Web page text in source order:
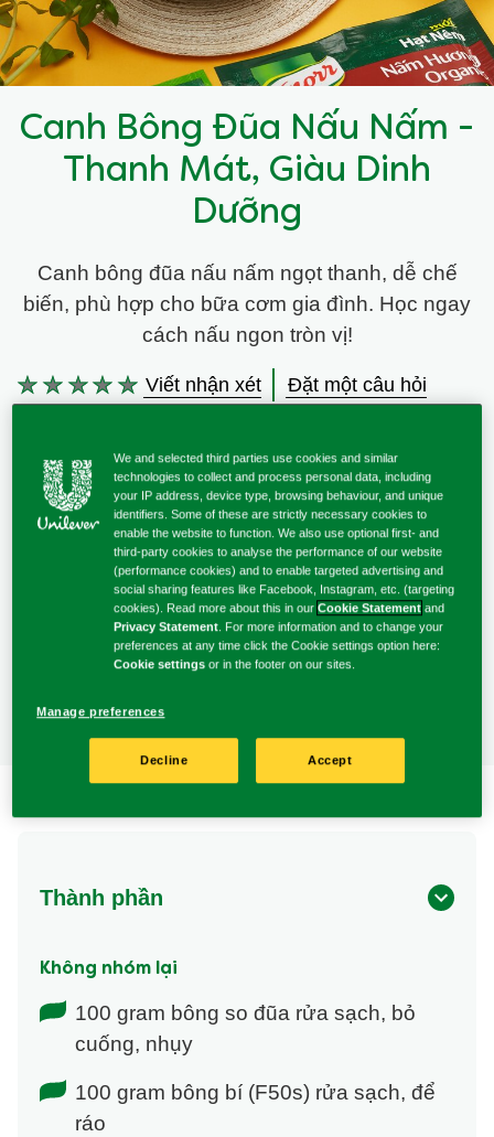
Canh Bông Đũa Nấu Nấm -
Thanh Mát, Giàu Dinh
Dưỡng
Canh bông đũa nấu nấm ngọt thanh, dễ chế
biến, phù hợp cho bữa cơm gia đình. Học ngay
cách nấu ngon tròn vị!
Không
hạng
nào
được
gửi
Viết nhận xét Đặt một câu hỏi
15 Phút
Thời gian
nấu
Dễ
Độ khó
10 Phút
Thời gian
chuẩn bị
4 Người
Phục vụ
Thành phần
Không nhóm lại
100 gram bông so đũa rửa sạch, bỏ
cuống, nhụy
100 gram bông bí (F50s) rửa sạch, để
ráo
We and selected third parties use cookies and similar
technologies to collect and process personal data, including
your IP address, device type, browsing behaviour, and unique
identifiers. Some of these are strictly necessary cookies to
enable the website to function. We also use optional first- and
third-party cookies to analyse the performance of our website
(performance cookies) and to enable targeted advertising and
social sharing features like Facebook, Instagram, etc. (targeting
cookies). Read more about this in ourCookie Statement and
Privacy Statement . For more information and to change your
preferences at any time click the Cookie settings option here:
Cookie settings or in the footer on our sites.
Manage preferences
Decline Accept